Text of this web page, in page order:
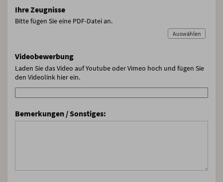
Ihre Zeugnisse
Bitte fügen Sie eine PDF-Datei an.
Auswählen
Videobewerbung
Laden Sie das Video auf Youtube oder Vimeo hoch und fügen Sie
den Videolink hier ein.
Bemerkungen / Sonstiges: